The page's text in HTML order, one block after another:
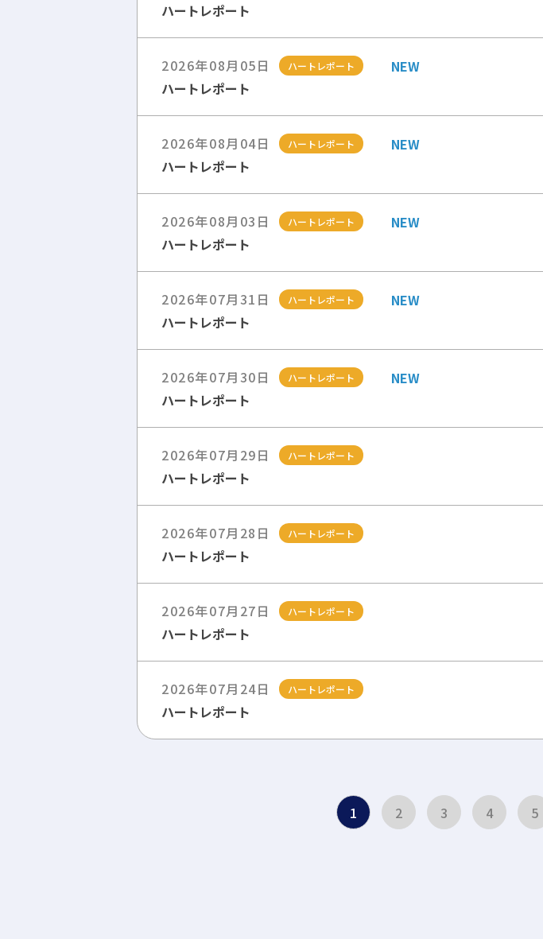
ハートレポート
2026年08月05日 ハートレポート
NEW
ハートレポート
2026年08月04日 ハートレポート
NEW
ハートレポート
2026年08月03日 ハートレポート
NEW
ハートレポート
2026年07月31日 ハートレポート
NEW
ハートレポート
2026年07月30日 ハートレポート
NEW
ハートレポート
2026年07月29日 ハートレポート
ハートレポート
2026年07月28日 ハートレポート
ハートレポート
2026年07月27日 ハートレポート
ハートレポート
2026年07月24日 ハートレポート
ハートレポート
1 2 3 4 5